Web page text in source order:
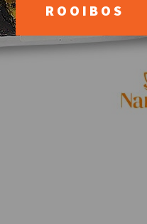
ROOIBOS